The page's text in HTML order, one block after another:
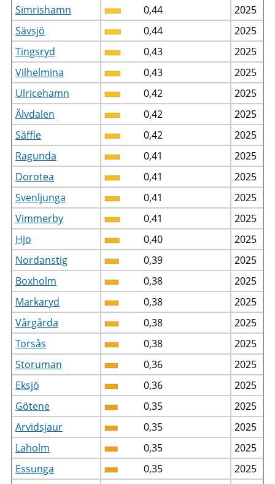
Simrishamn 0,44
2025
Sävsjö
0,44
2025
Tingsryd
0,43
2025
Vilhelmina
0,43
2025
Ulricehamn
0,42
2025
Älvdalen
0,42
2025
Säffle
0,42
2025
Ragunda
0,41
2025
Dorotea
0,41
2025
Svenljunga
0,41
2025
Vimmerby
0,41
2025
Hjo
0,40
2025
Nordanstig
0,39
2025
Boxholm
0,38
2025
Markaryd
0,38
2025
Vårgårda
0,38
2025
Torsås
0,38
2025
Storuman
0,36
2025
Eksjö
0,36
2025
Götene
0,35
2025
Arvidsjaur
0,35
2025
Laholm
0,35
2025
Essunga
0,35
2025